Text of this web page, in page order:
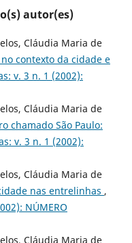
autor(es)
Cláudia Maria de
contexto da cidade e
v. 3 n. 1 (2002):
Cláudia Maria de
chamado São Paulo:
v. 3 n. 1 (2002):
Cláudia Maria de
nas entrelinhas ,
NÚMERO
Cláudia Maria de